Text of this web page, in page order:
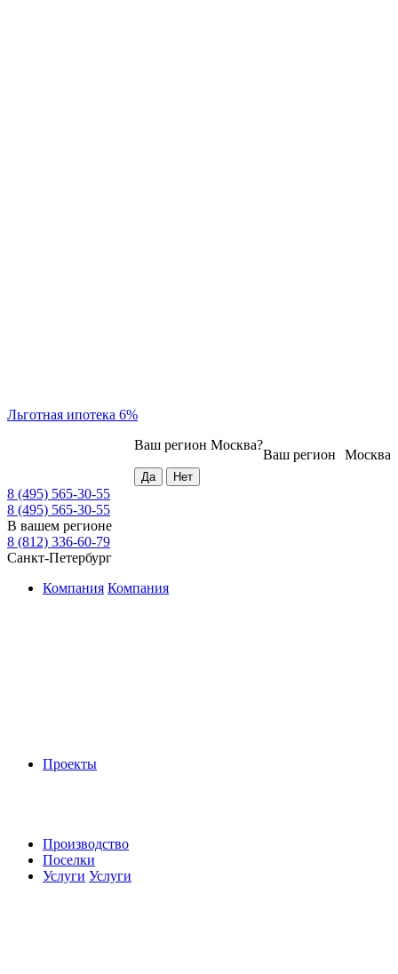
Льготная ипотека 6%
Москва
Ваш регион
Ваш регион Москва?
8 (495) 565-30-55
8 (495) 565-30-55
В вашем регионе
8 (812) 336-60-79
Санкт-Петербург
Компания Компания
Проекты
Производство
Поселки
Услуги Услуги